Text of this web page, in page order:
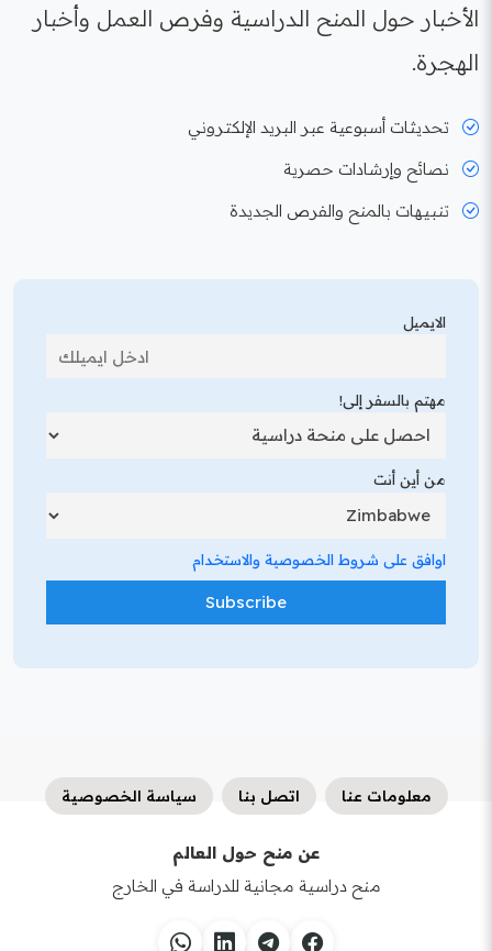
الأخبار حول المنح الدراسية وفرص العمل وأخبار
الهجرة.
تحديثات أسبوعية عبر البريد الإلكتروني
نصائح وإرشادات حصرية
تنبيهات بالمنح والفرص الجديدة
الايميل
مهتم بالسفر إلى!
من أين أنت
اوافق على شروط الخصوصية والاستخدام
معلومات عنا اتصل بنا سياسة الخصوصية
عن منح حول العالم
منح دراسية مجانية للدراسة في الخارج